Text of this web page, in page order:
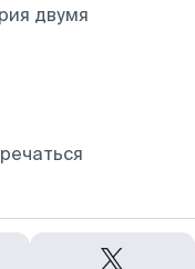
двумя